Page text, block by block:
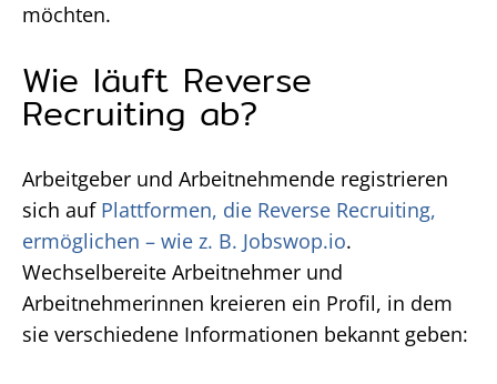
möchten.
Wie läuft Reverse
Recruiting ab?
Arbeitgeber und Arbeitnehmende registrieren
sich auf Plattformen, die Reverse Recruiting,
ermöglichen – wie z. B. Jobswop.io.
Wechselbereite Arbeitnehmer und
Arbeitnehmerinnen kreieren ein Profil, in dem
sie verschiedene Informationen bekannt geben: